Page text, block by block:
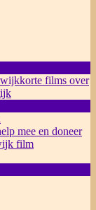
korte films over
mee en doneer
film